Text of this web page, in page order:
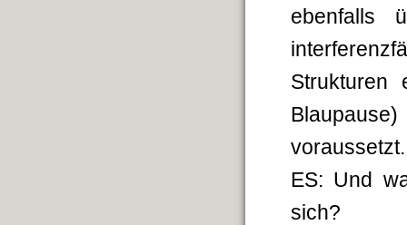
ebenfalls
Strukturen
voraussetzt.
ES: Und
sich?